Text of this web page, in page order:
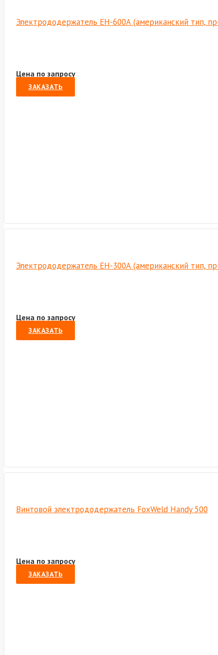
Электрододержатель EH-600А (американский тип,
Цена по запросу
ЗАКАЗАТЬ
Электрододержатель EH-300А (американский тип,
Цена по запросу
ЗАКАЗАТЬ
Винтовой электрододержатель FoxWeld Handy 500
Цена по запросу
ЗАКАЗАТЬ